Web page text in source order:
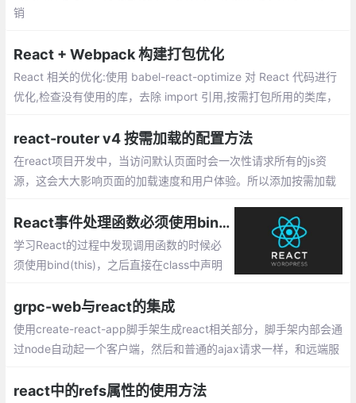
销
React + Webpack 构建打包优化
React 相关的优化:使用 babel-react-optimize 对 React 代码进行
优化,检查没有使用的库，去除 import 引用,按需打包所用的类库，
面：构建速度慢,打包后的文件体积过大
react-router v4 按需加载的配置方法
在react项目开发中，当访问默认页面时会一次性请求所有的js资
源，这会大大影响页面的加载速度和用户体验。所以添加按需加载
React事件处理函数必须使用bind(this)的原因
学习React的过程中发现调用函数的时候必
须使用bind(this)，之后直接在class中声明
行了一番查阅，总结如下。
grpc-web与react的集成
使用create-react-app脚手架生成react相关部分，脚手架内部会通
过node自动起一个客户端，然后和普通的ajax请求一样，和远端服
求，远端采用docker容器的node服务器，node服务器端使用envo
react中的refs属性的使用方法